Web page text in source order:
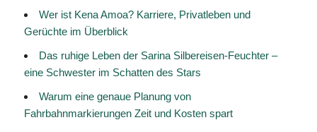
Wer ist Kena Amoa? Karriere, Privatleben und
Gerüchte im Überblick
Das ruhige Leben der Sarina Silbereisen-Feuchter –
eine Schwester im Schatten des Stars
Warum eine genaue Planung von
Fahrbahnmarkierungen Zeit und Kosten spart